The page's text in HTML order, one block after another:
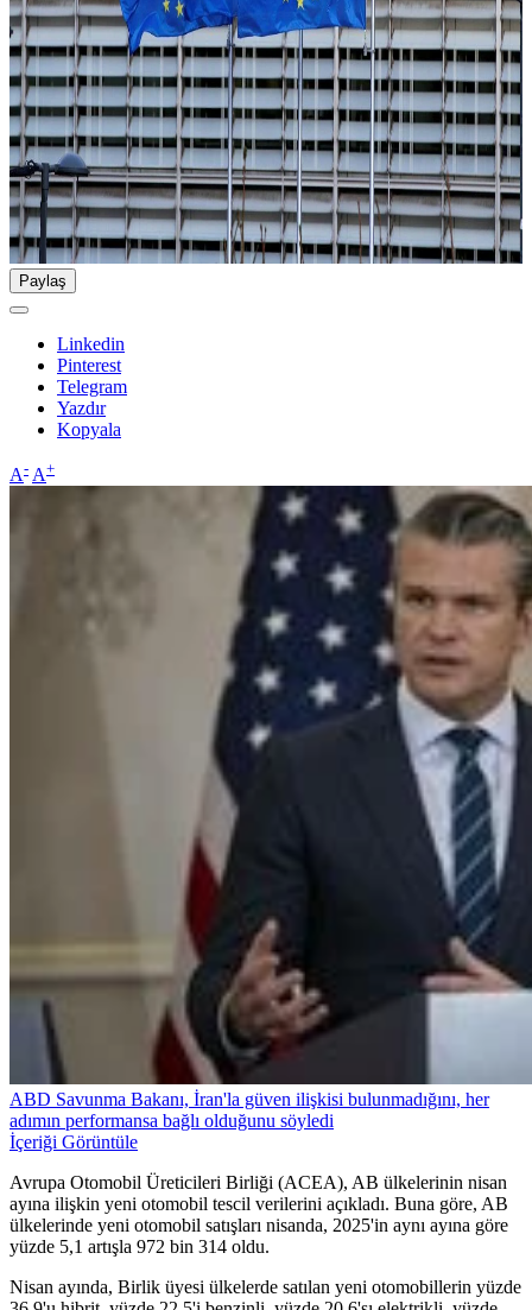
Paylaş
Linkedin
Pinterest
Telegram
Yazdır
Kopyala
A- A+
ABD Savunma Bakanı, İran'la güven ilişkisi bulunmadığını, her
adımın performansa bağlı olduğunu söyledi
İçeriği Görüntüle
Avrupa Otomobil Üreticileri Birliği (ACEA), AB ülkelerinin nisan
ayına ilişkin yeni otomobil tescil verilerini açıkladı. Buna göre, AB
ülkelerinde yeni otomobil satışları nisanda, 2025'in aynı ayına göre
yüzde 5,1 artışla 972 bin 314 oldu.
Nisan ayında, Birlik üyesi ülkelerde satılan yeni otomobillerin yüzde